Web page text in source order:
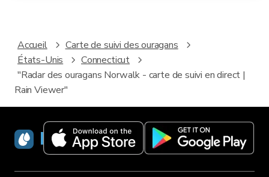
Accueil
Carte de suivi des ouragans
États-Unis
Connecticut
"Radar des ouragans Norwalk - carte de suivi en direct |
Rain Viewer"
RainViewer